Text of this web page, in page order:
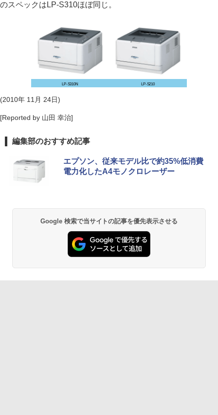
のスペックはLP-S310ほぼ同じ。
LP-S310N LP-S210
(2010年 11月 24日)
[Reported by 山田 幸治]
編集部のおすすめ記事
エプソン、従来モデル比で約35%低消費
電力化したA4モノクロレーザー
Google 検索で当サイトの記事を優先表示させる